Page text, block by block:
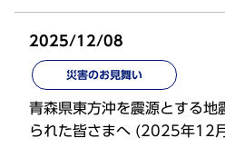
2025/12/08
災害のお見舞い
青森県東方沖を震源とする地
られた皆さまへ (2025年12